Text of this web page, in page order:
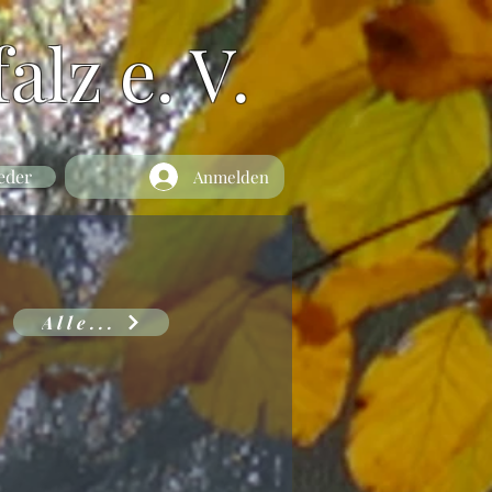
e. V.
Anmelden
Alle...